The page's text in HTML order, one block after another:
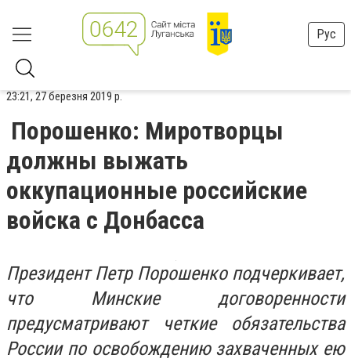
Рус
23:21, 27 березня 2019 р.
Порошенко: Миротворцы
должны выжать
оккупационные российские
войска с Донбасса
Президент Петр Порошенко подчеркивает,
что Минские договоренности
предусматривают четкие обязательства
России по освобождению захваченных ею